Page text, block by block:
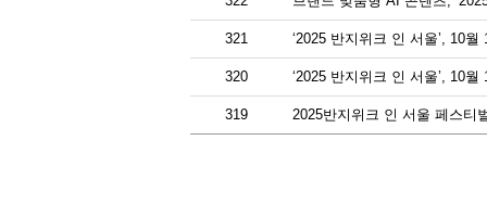
321 ‘2025 반지위크 인 서울’, 10
320 ‘2025 반지위크 인 서울’, 10
319 2025반지위크 인 서울 페스티